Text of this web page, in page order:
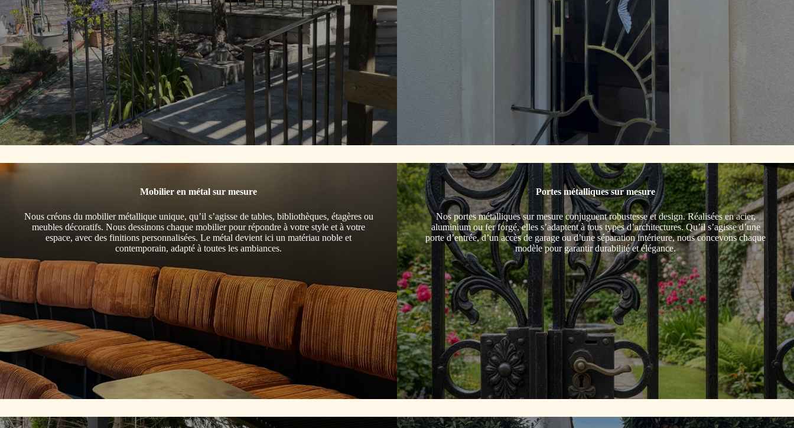
Mobilier en métal sur mesure
Nous créons du mobilier métallique unique, qu’il s’agisse de tables, bibliothèques, étagères ou
meubles décoratifs. Nous dessinons chaque mobilier pour répondre à votre style et à votre
espace, avec des finitions personnalisées. Le métal devient ici un matériau noble et
contemporain, adapté à toutes les ambiances.
Portes métalliques sur mesure
Nos portes métalliques sur mesure conjuguent robustesse et design. Réalisées en acier,
aluminium ou fer forgé, elles s’adaptent à tous types d’architectures. Qu’il s’agisse d’une
porte d’entrée, d’un accès de garage ou d’une séparation intérieure, nous concevons chaque
modèle pour garantir durabilité et élégance.